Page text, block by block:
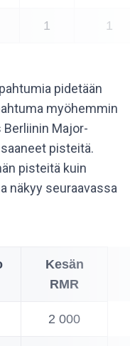
1 1
pidetään
myöhemmin
Major-
pisteitä.
pisteitä kuin
näkyy seuraavassa
Kesän
RMR
2 000